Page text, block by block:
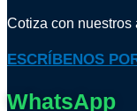
Cotiza con
ESCRÍBENOS
WhatsApp